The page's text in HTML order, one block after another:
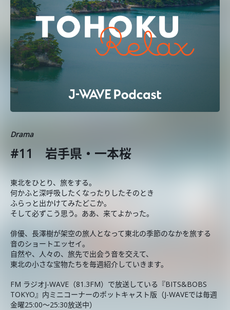
Drama
#11 岩⼿県・⼀本桜
東北をひとり、旅をする。
何かふと深呼吸したくなったりしたそのとき
ふらっと出かけてみたどこか。
そして必ずこう思う。ああ、来てよかった。
俳優、長澤樹が架空の旅人となって東北の季節のなかを旅する
音のショートエッセイ。
自然や、人々の、旅先で出会う音を交えて、
東北の小さな宝物たちを毎週紹介していきます。
FM ラジオJ-WAVE（81.3FM）で放送している『BITS&BOBS
TOKYO』内ミニコーナーのポットキャスト版（J-WAVEでは毎週
金曜25:00～25:30放送中）